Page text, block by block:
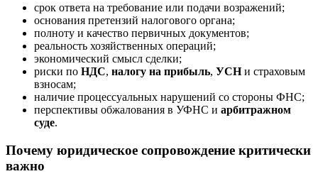
срок ответа на требование или подачи возражений;
основания претензий налогового органа;
полноту и качество первичных документов;
реальность хозяйственных операций;
экономический смысл сделки;
риски по НДС, налогу на прибыль, УСНи страховым
взносам;
наличие процессуальных нарушений со стороны ФНС;
перспективы обжалования в УФНС и арбитражном
суде.
Почему юридическое сопровождение критически
важно